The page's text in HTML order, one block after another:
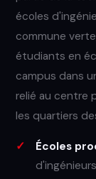
écoles
commune
étudiants en
campus dans
relié au centre
les quartiers
Écoles